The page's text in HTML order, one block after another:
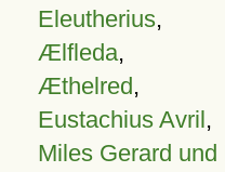
Eleutherius,
Ælfleda,
Æthelred,
Eustachius Avril,
Miles Gerard